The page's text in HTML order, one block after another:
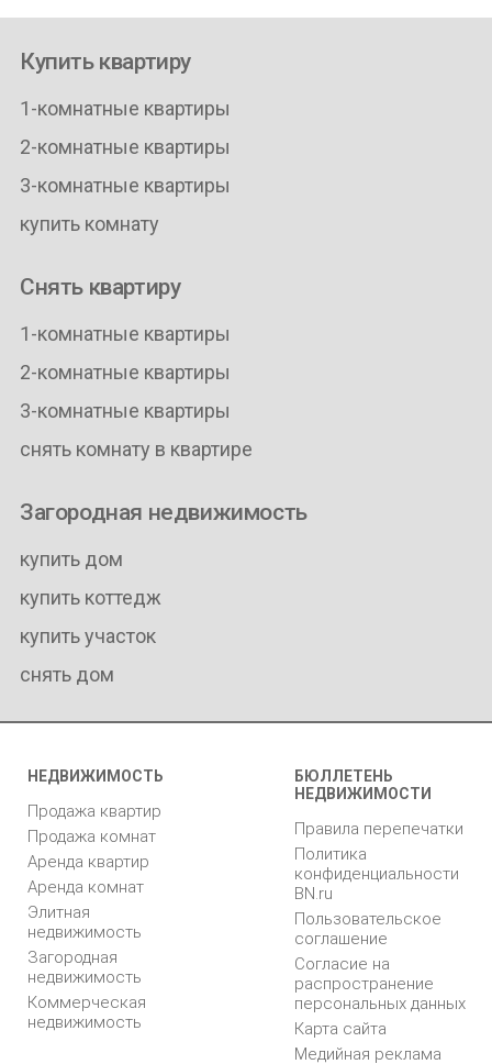
Купить квартиру
1-комнатные квартиры
2-комнатные квартиры
3-комнатные квартиры
купить комнату
Снять квартиру
1-комнатные квартиры
2-комнатные квартиры
3-комнатные квартиры
снять комнату в квартире
Загородная недвижимость
купить дом
купить коттедж
купить участок
снять дом
НЕДВИЖИМОСТЬ
Продажа квартир
Продажа комнат
Аренда квартир
Аренда комнат
Элитная
недвижимость
Загородная
недвижимость
Коммерческая
недвижимость
БЮЛЛЕТЕНЬ
НЕДВИЖИМОСТИ
Правила перепечатки
Политика
конфиденциальности
BN.ru
Пользовательское
соглашение
Согласие на
распространение
персональных данных
Карта сайта
Медийная реклама